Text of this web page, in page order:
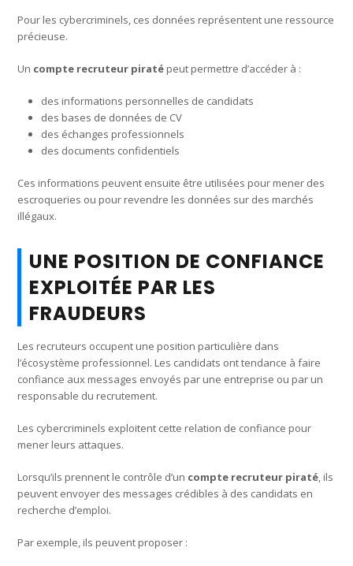
Pour les cybercriminels, ces données représentent une ressource
précieuse.
Un compte recruteur piraté peut permettre d’accéder à :
des informations personnelles de candidats
des bases de données de CV
des échanges professionnels
des documents confidentiels
Ces informations peuvent ensuite être utilisées pour mener des
escroqueries ou pour revendre les données sur des marchés
illégaux.
UNE POSITION DE CONFIANCE
EXPLOITÉE PAR LES
FRAUDEURS
Les recruteurs occupent une position particulière dans
l’écosystème professionnel. Les candidats ont tendance à faire
confiance aux messages envoyés par une entreprise ou par un
responsable du recrutement.
Les cybercriminels exploitent cette relation de confiance pour
mener leurs attaques.
Lorsqu’ils prennent le contrôle d’un compte recruteur piraté, ils
peuvent envoyer des messages crédibles à des candidats en
recherche d’emploi.
Par exemple, ils peuvent proposer :